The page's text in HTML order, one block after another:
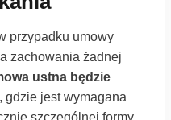
przypadku umowy
zachowania żadnej
ustna będzie
gdzie jest wymagana